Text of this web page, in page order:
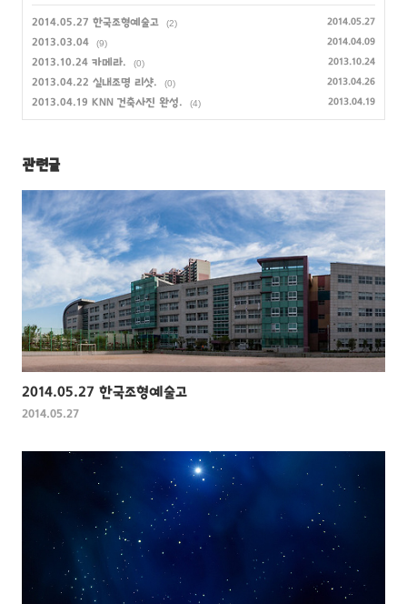
2014.05.27 한국조형예술고 (2) 2014.05.27
2013.03.04 (9) 2014.04.09
2013.10.24 카메라. (0) 2013.10.24
2013.04.22 실내조명 리샷. (0) 2013.04.26
2013.04.19 KNN 건축사진 완성. (4) 2013.04.19
관련글
2014.05.27 한국조형예술고
2014.05.27